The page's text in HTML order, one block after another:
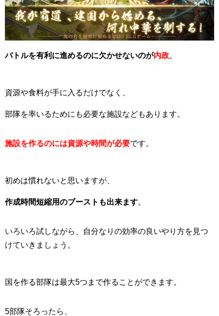
バトルを有利に進めるのに欠かせないのが内政。
資源や食料が手に入るだけでなく、
部隊を率いるためにも必要な施設などもあります。
施設を作るのには資源や時間が必要です。
初めは慣れないと思いますが、
作成時間短縮用のブーストも出来ます。
いろいろ試しながら、自分なりの効率の良いやり方を見つ
けていきましょう。
国を作る部隊は最大5つまで作ることができます。
5部隊そろったら、